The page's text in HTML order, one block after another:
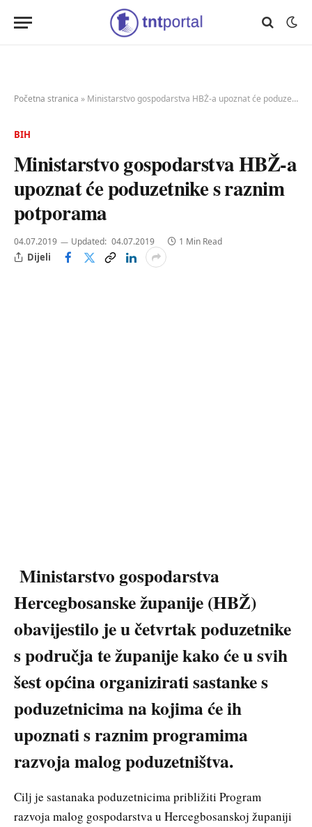
Početna stranica » Ministarstvo gospodarstva HBŽ-a upoznat će poduzetnike s raznim potporama
BIH
Ministarstvo gospodarstva HBŽ-a
upoznat će poduzetnike s raznim
potporama
04.07.2019 Updated: 04.07.2019 1 Min Read
Dijeli
Ministarstvo gospodarstva
Hercegbosanske županije (HBŽ)
obavijestilo je u četvrtak poduzetnike
s područja te županije kako će u svih
šest općina organizirati sastanke s
poduzetnicima na kojima će ih
upoznati s raznim programima
razvoja malog poduzetništva.
Cilj je sastanaka poduzetnicima približiti Program
razvoja malog gospodarstva u Hercegbosanskoj županiji